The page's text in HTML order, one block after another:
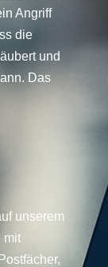
Angriff
die
und
Das
unserem
mit